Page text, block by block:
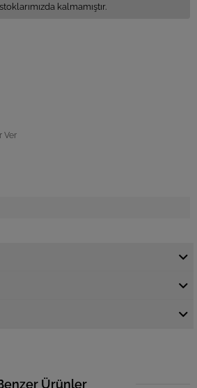
kalmamıştır.
Ver
Ürünler